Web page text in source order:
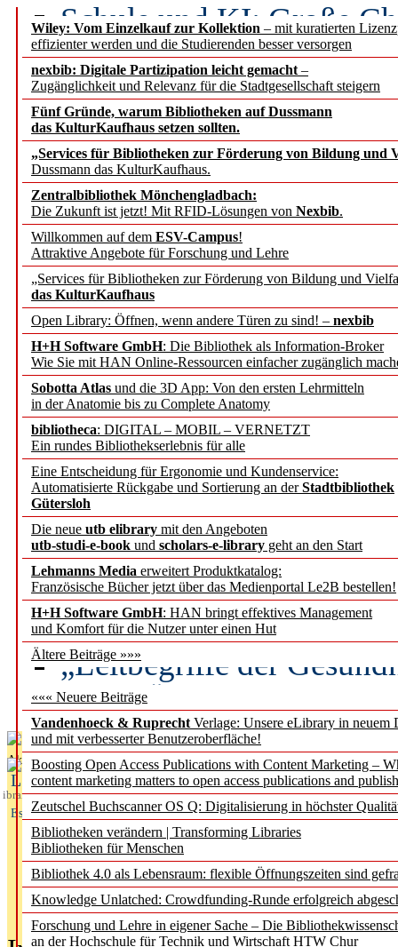
Wiley: Vom Einzelkauf zur Kollektion – mit kuratierten
effizienter werden und die Studierenden besser versorgen
nexbib: Digitale Partizipation leicht gemacht –
Zugänglichkeit und Relevanz für die Stadtgesellschaft steigern
Fünf Gründe, warum Bibliotheken auf Dussmann
das KulturKaufhaus setzen sollten.
„Services für Bibliotheken zur Förderung von Bildung und
Dussmann das KulturKaufhaus.
Zentralbibliothek Mönchengladbach:
Die Zukunft ist jetzt! Mit RFID-Lösungen von Nexbib.
Willkommen auf dem ESV-Campus!
Attraktive Angebote für Forschung und Lehre
„Services für Bibliotheken zur Förderung von Bildung und
das KulturKaufhaus
Open Library: Öffnen, wenn andere Türen zu sind! – nexbib
H+H Software GmbH: Die Bibliothek als Information-Broker
Wie Sie mit HAN Online-Ressourcen einfacher zugänglich
Sobotta Atlas und die 3D App: Von den ersten Lehrmitteln
in der Anatomie bis zu Complete Anatomy
bibliotheca: DIGITAL – MOBIL – VERNETZT
Ein rundes Bibliothekserlebnis für alle
Eine Entscheidung für Ergonomie und Kundenservice:
Automatisierte Rückgabe und Sortierung an derStadtbibliothek
Gütersloh
Die neue utb elibrary mit den Angeboten
utb-studi-e-book und scholars-e-library geht an den Start
Lehmanns Media erweitert Produktkatalog:
Französische Bücher jetzt über das Medienportal Le2B bestellen!
H+H Software GmbH: HAN bringt effektives Management
und Komfort für die Nutzer unter einen Hut
Ältere Beiträge »»»
««« Neuere Beiträge
Vandenhoeck & Ruprecht Verlage: Unsere eLibrary in neuem
und mit verbesserter Benutzeroberfläche!
Boosting Open Access Publications with Content Marketing –
content marketing matters to open access publications and
Zeutschel Buchscanner OS Q: Digitalisierung in höchster
Bibliotheken verändern | Transforming Libraries
Bibliotheken für Menschen
Bibliothek 4.0 als Lebensraum: flexible Öffnungszeiten sind
Knowledge Unlatched: Crowdfunding-Runde erfolgreich
Forschung und Lehre in eigener Sache – Die
an der Hochschule für Technik und Wirtschaft HTW Chur
Schule und KI: Große
Voraussetzungen
Erfolgreiches erstes
Segment Research –
angepasst
konstruktiv!
Mohr Siebeck
und die Zeitschrift für
Francke Attempto
EBSCO Information
Recherchefunktionen in
Sorbisches Institut neu
Geschichte und
Künstliche Intelligenz
besser zu verstehen
„Leitbegriffe der
des BIÖG erscheinen
Aktuelles aus
L
ibrary
Essentials